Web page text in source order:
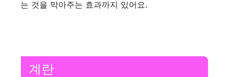
는 것을 막아주는 효과까지 있어요.
계란